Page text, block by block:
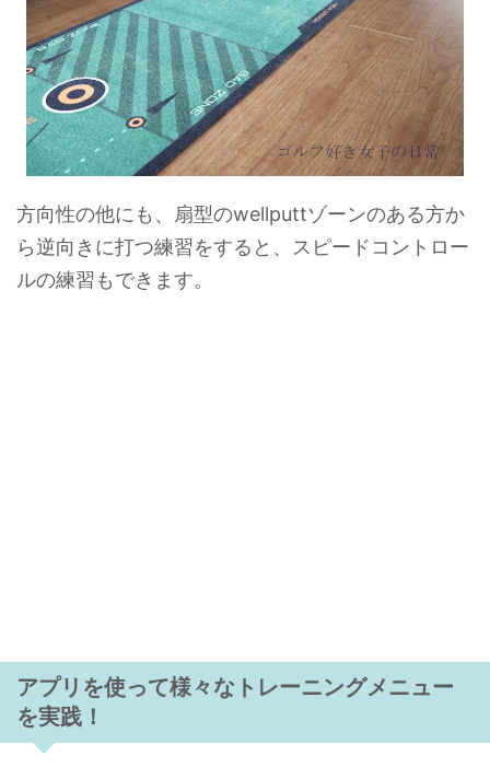
方向性の他にも、扇型のwellputtゾーンのある方か
ら逆向きに打つ練習をすると、スピードコントロー
ルの練習もできます。
アプリを使って様々なトレーニングメニュー
を実践！